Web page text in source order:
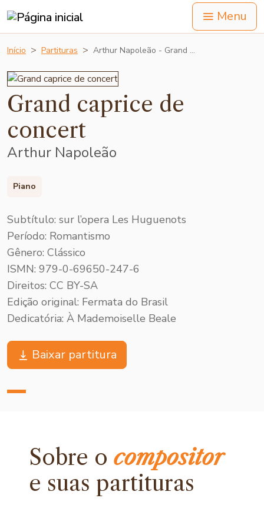
Menu
Início Partituras Arthur Napoleão - Grand …
Grand caprice de
concert
Arthur Napoleão
Piano
Subtítulo: sur l’opera Les Huguenots
Período: Romantismo
Gênero: Clássico
ISMN: 979-0-69650-247-6
Direitos: CC BY-SA
Edição original: Fermata do Brasil
Dedicatória: À Mademoiselle Beale
Baixar partitura
Sobre ocompositor
e suas partituras